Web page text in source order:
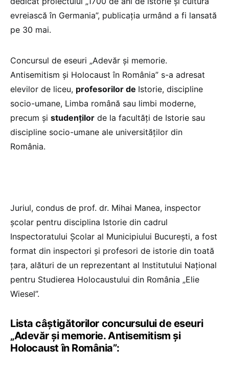
evreiască în Germania”, publicația urmând a fi lansată
pe 30 mai.
Concursul de eseuri „Adevăr și memorie.
Antisemitism și Holocaust în România” s-a adresat
elevilor de liceu, profesorilor de Istorie, discipline
socio-umane, Limba română sau limbi moderne,
precum și studenților de la facultăți de Istorie sau
discipline socio-umane ale universităților din
România.
Juriul, condus de prof. dr. Mihai Manea, inspector
școlar pentru disciplina Istorie din cadrul
Inspectoratului Școlar al Municipiului București, a fost
format din inspectori și profesori de istorie din toată
țara, alături de un reprezentant al Institutului Național
pentru Studierea Holocaustului din România „Elie
Wiesel”.
Lista câștigătorilor concursului de eseuri
„Adevăr și memorie. Antisemitism și
Holocaust în România”: